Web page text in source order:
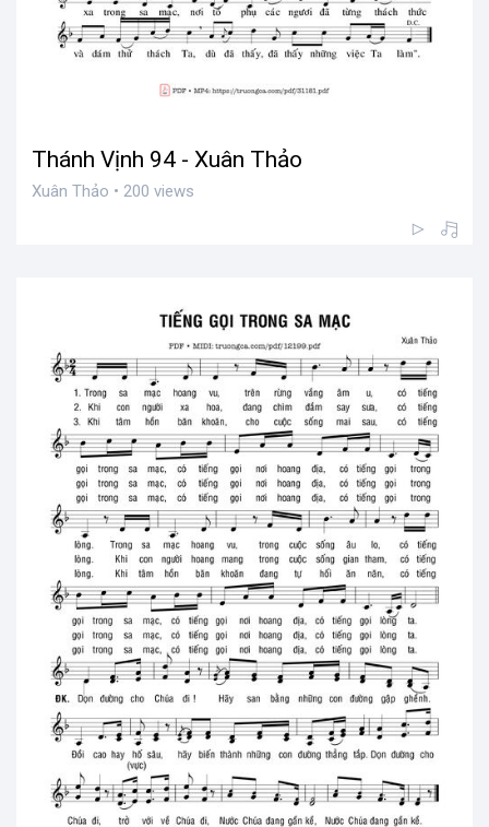
Thánh Vịnh 94 - Xuân Thảo
Xuân Thảo • 200 views